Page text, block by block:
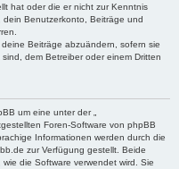
hat oder die er nicht zur Kenntnis
Benutzerkonto, Beiträge und
Beiträge abzuändern, sofern sie
dem Betreiber oder einem Dritten
um eine unter der „
Foren-Software von phpBB
Informationen werden durch die
zur Verfügung gestellt. Beide
die Software verwendet wird. Sie